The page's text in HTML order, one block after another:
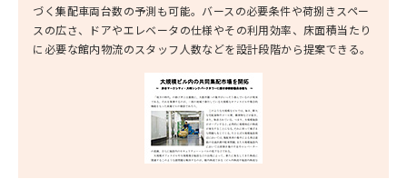
づく集配車両台数の予測も可能。バースの必要条件や荷捌きスペー
スの広さ、ドアやエレベータの仕様やその利用効率、床面積当たり
に必要な館内物流のスタッフ人数などを設計段階から提案できる。